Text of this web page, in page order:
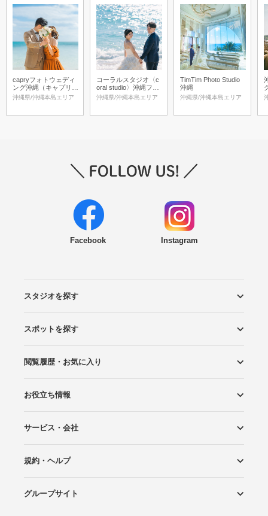
capryフォトウェディ
ング沖縄（キャプリィ
フォトウェディング沖
沖縄県/沖縄本島エリア
コーラルスタジオ〈c
oral studio〉沖縄フォ
ト＆ムービーウェディ
沖縄県/沖縄本島エリア
TimTim Photo Studio
沖縄
沖縄県/沖縄本島エリア
Facebook Instagram
スタジオを探す
エリアから探す
こだわりから探す
NEW PHOTO STYLE
プランから探す
フォトタイプ診断
フォトグラファーから探す
国内リゾートから探す
スポットを探す
ロケーションから探す
スタジオから探す
閲覧履歴・お気に入り
閲覧スタジオ
お気に入り
お役立ち情報
Wedding Photo マガジン
はじめてガイド
サービス・会社
Photoraitとは
スタジオの掲載について
お問い合わせ
運営会社
サイトマップ
規約・ヘルプ
プライバシーポリシー
利用規約
ヘルプ
グループサイト